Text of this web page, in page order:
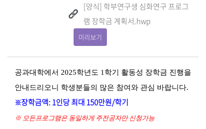
[양식] 학부연구생 심화연구 프로그
램 장학금 계획서.hwp
미리보기
공과대학에서 2025학년도 1 학기 활동성 장학금 진행을
안내드리오니 학생분들의 많은 참여와 관심 바랍니다.
※장학금액: 1인당 최대 150만원/학기
※ 모든프로그램은 동일하게 주전공자만 신청가능